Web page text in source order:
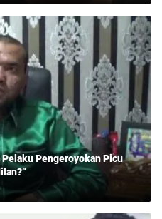
Pengeroyokan Picu